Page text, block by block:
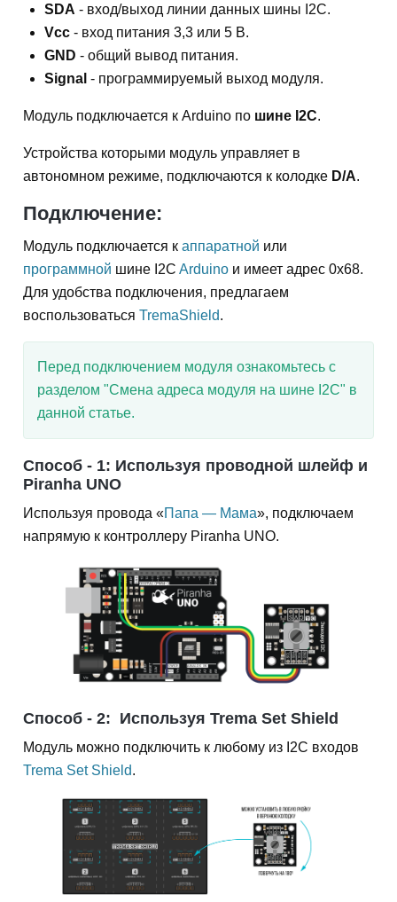
SDA - вход/выход линии данных шины I2C.
Vcc - вход питания 3,3 или 5 В.
GND - общий вывод питания.
Signal - программируемый выход модуля.
Модуль подключается к Arduino по шине I2C.
Устройства которыми модуль управляет в
автономном режиме, подключаются к колодке D/A.
Подключение:
Модуль подключается к аппаратной или
программной шине I2C Arduino и имеет адрес 0x68.
Для удобства подключения, предлагаем
воспользоваться TremaShield.
Перед подключением модуля ознакомьтесь с
разделом "Смена адреса модуля на шине I2C" в
данной статье.
Способ - 1: Используя проводной шлейф и
Piranha UNO
Используя провода «Папа — Мама», подключаем
напрямую к контроллеру Piranha UNO.
Способ - 2: Используя Trema Set Shield
Модуль можно подключить к любому из I2C входов
Trema Set Shield.